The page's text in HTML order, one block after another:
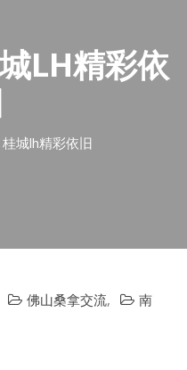
LH精彩依
城lh精彩依旧
佛山桑拿交流,
南